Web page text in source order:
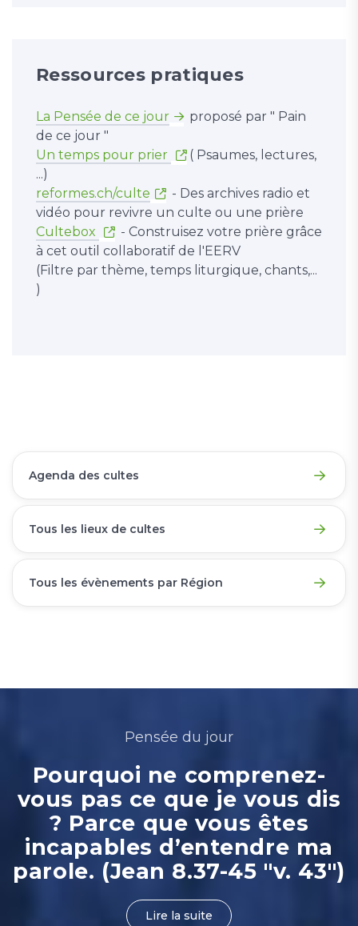
Ressources pratiques
La Pensée de ce jour
proposé par " Pain
de ce jour "
Un temps pour prier
( Psaumes, lectures,
...)
reformes.ch/culte
- Des archives radio et
vidéo pour revivre un culte ou une prière
Cultebox
- Construisez votre prière grâce
à cet outil collaboratif de l'EERV
(Filtre par thème, temps liturgique, chants,...
)
Agenda des cultes
Tous les lieux de cultes
Tous les évènements par Région
Pensée du jour
Pourquoi ne comprenez-
vous pas ce que je vous dis
? Parce que vous êtes
incapables d’entendre ma
parole. (Jean 8.37-45 "v. 43")
Lire la suite